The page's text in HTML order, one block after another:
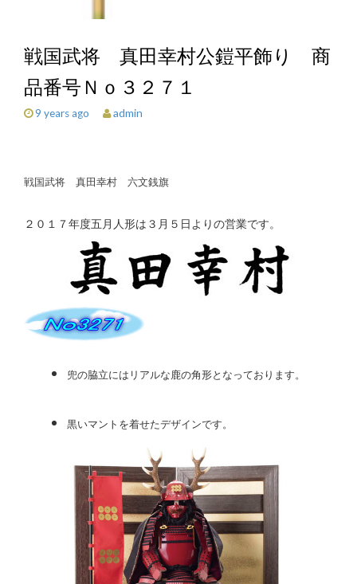
戦国武将 真田幸村公鎧平飾り 商
品番号Ｎｏ３２７１
9 years ago admin
戦国武将 真田幸村 六文銭旗
２０１７年度五月人形は３月５日よりの営業です。
兜の脇立にはリアルな鹿の角形となっております。
黒いマントを着せたデザインです。